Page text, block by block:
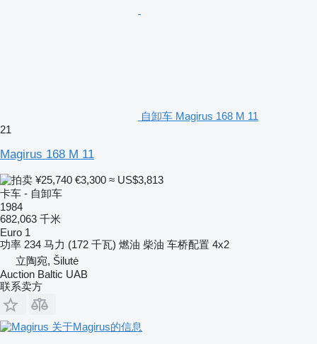
自卸车 Magirus 168 M 11
21
Magirus 168 M 11
¥25,740 €3,300 ≈ US$3,813
卡车 - 自卸车
1984
682,063 千米
Euro 1
功率 234 马力 (172 千瓦) 燃油 柴油 车桥配置 4x2
立陶宛, Šilutė
Auction Baltic UAB
联系卖方
关于Magirus的信息